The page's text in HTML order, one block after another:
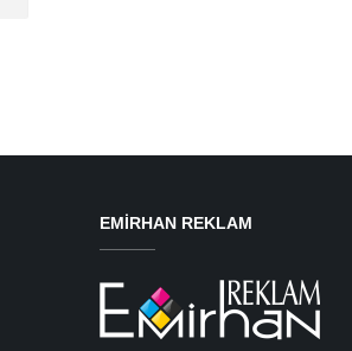
EMIRHAN REKLAM